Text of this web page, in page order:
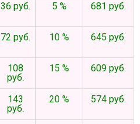
36 руб. 5 % 681 руб.
72 руб. 10 % 645 руб.
108
руб.
15 % 609 руб.
143
руб.
20 % 574 руб.